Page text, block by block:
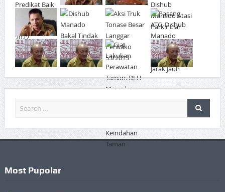
Most Pupolar